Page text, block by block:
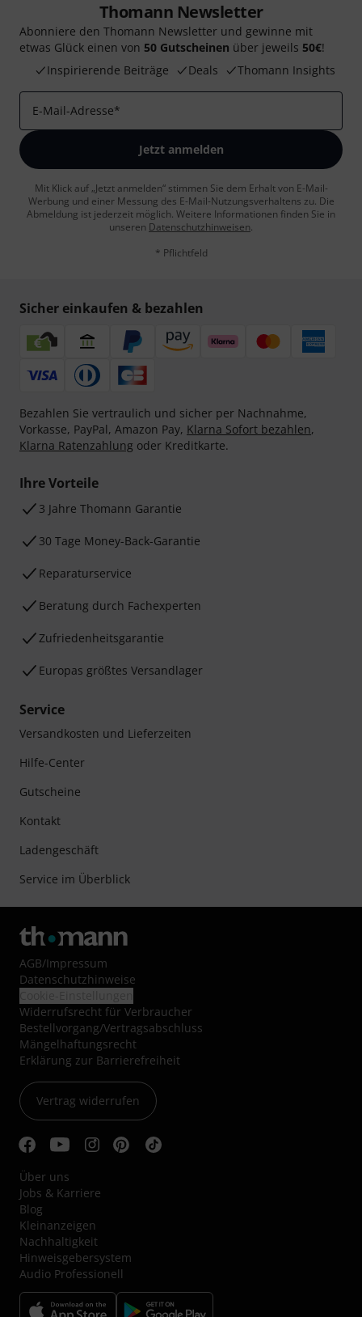
Thomann Newsletter
Abonniere den Thomann Newsletter und gewinne mit
etwas Glück einen von 50 Gutscheinen über jeweils 50€!
Inspirierende Beiträge
Deals Thomann Insights
E-Mail-Adresse*
Jetzt anmelden
Mit Klick auf „Jetzt anmelden“ stimmen Sie dem Erhalt von E-Mail-
Werbung und einer Messung des E-Mail-Nutzungsverhaltens zu. Die
Abmeldung ist jederzeit möglich. Weitere Informationen finden Sie in
unseren Datenschutzhinweisen.
* Pflichtfeld
Sicher einkaufen & bezahlen
Bezahlen Sie vertraulich und sicher per Nachnahme,
Vorkasse, PayPal, Amazon Pay, Klarna Sofort bezahlen,
Klarna Ratenzahlung oder Kreditkarte.
Ihre Vorteile
3 Jahre Thomann Garantie
30 Tage Money-Back-Garantie
Reparaturservice
Beratung durch Fachexperten
Zufriedenheitsgarantie
Europas größtes Versandlager
Service
Versandkosten und Lieferzeiten
Hilfe-Center
Gutscheine
Kontakt
Ladengeschäft
Service im Überblick
AGB/Impressum
Datenschutzhinweise
Widerrufsrecht für Verbraucher
Bestellvorgang/Vertragsabschluss
Mängelhaftungsrecht
Erklärung zur Barrierefreiheit
Vertrag widerrufen
Über uns
Jobs & Karriere
Blog
Kleinanzeigen
Nachhaltigkeit
Hinweisgebersystem
Audio Professionell